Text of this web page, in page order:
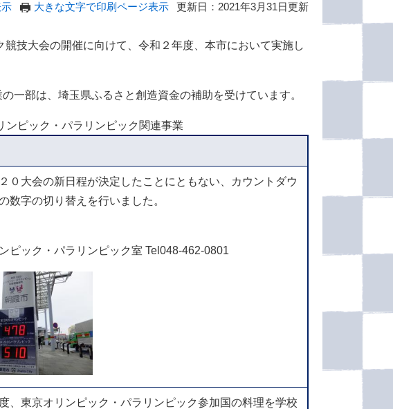
大きな文字で印刷ページ表示 更新日：2021年3月31日更新
技大会の開催に向けて、令和２年度、本市において実施し
一部は、埼玉県ふるさと創造資金の補助を受けています。
ンピック・パラリンピック関連事業
０大会の新日程が決定したことにともない、カウントダウ
数字の切り替えを行いました。
ピック・パラリンピック室 Tel048-462-0801
、東京オリンピック・パラリンピック参加国の料理を学校